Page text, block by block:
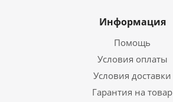
Информация
Помощь
Условия оплаты
Условия доставки
Гарантия на товар